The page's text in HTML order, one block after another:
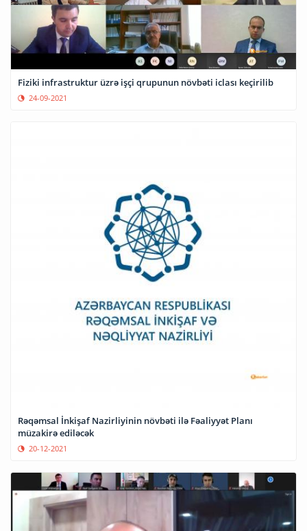
Fiziki infrastruktur üzrə işçi qrupunun növbəti iclası keçirilib
24-09-2021
Rəqəmsal İnkişaf Nazirliyinin növbəti ilə Fəaliyyət Planı
müzakirə ediləcək
20-12-2021